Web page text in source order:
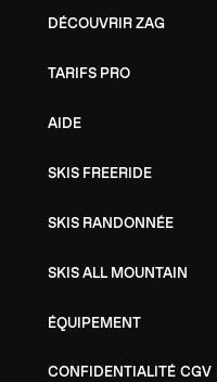
DÉCOUVRIR ZAG
TARIFS PRO
AIDE
SKIS FREERIDE
SKIS RANDONNÉE
SKIS ALL MOUNTAIN
ÉQUIPEMENT
CONFIDENTIALITÉ CGV